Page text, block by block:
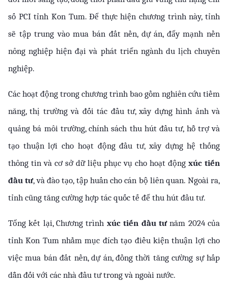
số PCI tỉnh Kon Tum. Để thực hiện chương trình này, tỉnh
sẽ tập trung vào mua bán đất nền, dự án, đẩy mạnh nền
nông nghiệp hiện đại và phát triển ngành du lịch chuyên
nghiệp.
Các hoạt động trong chương trình bao gồm nghiên cứu tiềm
năng, thị trường và đối tác đầu tư, xây dựng hình ảnh và
quảng bá môi trường, chính sách thu hút đầu tư, hỗ trợ và
tạo thuận lợi cho hoạt động đầu tư, xây dựng hệ thống
thông tin và cơ sở dữ liệu phục vụ cho hoạt động xúc tiến
đầu tư, và đào tạo, tập huấn cho cán bộ liên quan. Ngoài ra,
tỉnh cũng tăng cường hợp tác quốc tế để thu hút đầu tư.
Tổng kết lại, Chương trình xúc tiến đầu tư năm 2024 của
tỉnh Kon Tum nhằm mục đích tạo điều kiện thuận lợi cho
việc mua bán đất nền, dự án, đồng thời tăng cường sự hấp
dẫn đối với các nhà đầu tư trong và ngoài nước.